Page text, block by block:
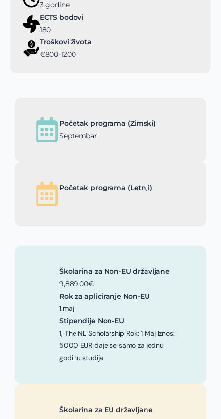
3 godine
ECTS bodovi
180
Troškovi života
€800-1200
Početak programa (Zimski)
Septembar
Početak programa (Letnji)
Školarina za Non-EU državljane
9,889.00€
Rok za apliciranje Non-EU
1.maj
Stipendije Non-EU
1, The NL Scholarship Rok: 1 Maj Iznos:
5000 EUR daje se samo za jednu
godinu studija
Školarina za EU državljane